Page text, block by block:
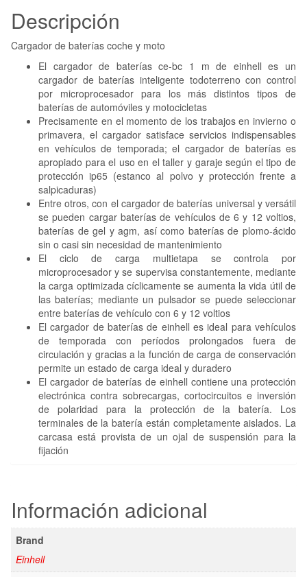
Descripción
Cargador de baterías coche y moto
El cargador de baterías ce-bc 1 m de einhell es un
cargador de baterías inteligente todoterreno con control
por microprocesador para los más distintos tipos de
baterías de automóviles y motocicletas
Precisamente en el momento de los trabajos en invierno o
primavera, el cargador satisface servicios indispensables
en vehículos de temporada; el cargador de baterías es
apropiado para el uso en el taller y garaje según el tipo de
protección ip65 (estanco al polvo y protección frente a
salpicaduras)
Entre otros, con el cargador de baterías universal y versátil
se pueden cargar baterías de vehículos de 6 y 12 voltios,
baterías de gel y agm, así como baterías de plomo-ácido
sin o casi sin necesidad de mantenimiento
El ciclo de carga multietapa se controla por
microprocesador y se supervisa constantemente, mediante
la carga optimizada cíclicamente se aumenta la vida útil de
las baterías; mediante un pulsador se puede seleccionar
entre baterías de vehículo con 6 y 12 voltios
El cargador de baterías de einhell es ideal para vehículos
de temporada con períodos prolongados fuera de
circulación y gracias a la función de carga de conservación
permite un estado de carga ideal y duradero
El cargador de baterías de einhell contiene una protección
electrónica contra sobrecargas, cortocircuitos e inversión
de polaridad para la protección de la batería. Los
terminales de la batería están completamente aislados. La
carcasa está provista de un ojal de suspensión para la
fijación
Información adicional
Brand
Einhell